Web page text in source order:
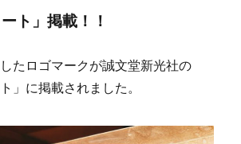
ッ
ー
ト」掲載！！
たロゴマークが誠文堂新光社の
」に掲載されました。